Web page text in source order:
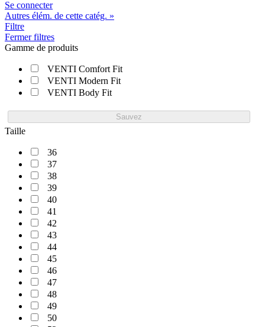
Se connecter
Autres élém. de cette catég. »
Filtre
Fermer filtres
Gamme de produits
VENTI Comfort Fit
VENTI Modern Fit
VENTI Body Fit
Sauvez
Taille
36
37
38
39
40
41
42
43
44
45
46
47
48
49
50